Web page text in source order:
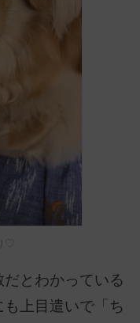
とわかっている
上目遣いで「ち